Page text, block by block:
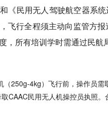
《民用无人驾驶航空器系
飞行全程须主动向监管方
，所有培训学时需通过民航
（250g-4kg）飞行前，操作员
CAAC民用无人机操控员执照。